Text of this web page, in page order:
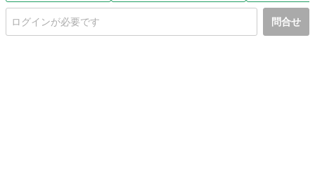
問合せ